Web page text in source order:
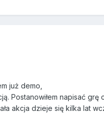
już demo,
Postanowiłem napisać grę
akcja dzieje się kilka lat